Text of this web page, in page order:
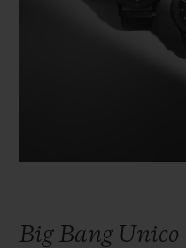
Big Bang Unico